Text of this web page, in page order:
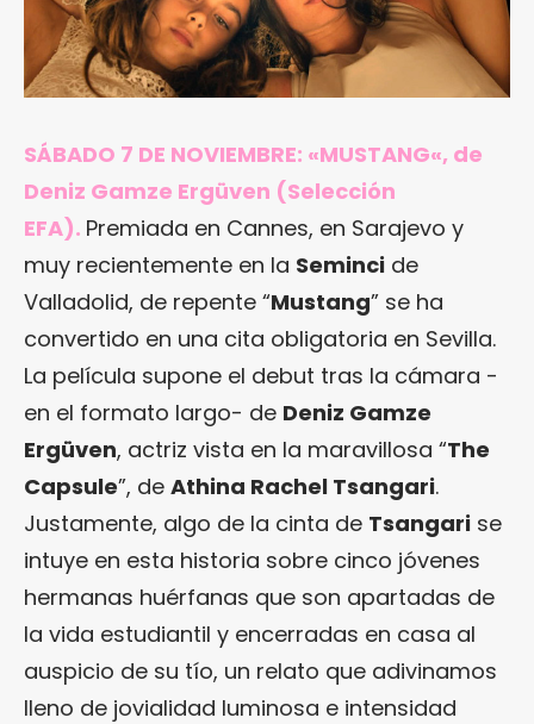
SÁBADO 7 DE NOVIEMBRE: «MUSTANG«, de
Deniz Gamze Ergüven (Selección
EFA). Premiada en Cannes, en Sarajevo y
muy recientemente en la Seminci de
Valladolid, de repente “Mustang” se ha
convertido en una cita obligatoria en Sevilla.
La película supone el debut tras la cámara -
en el formato largo- de Deniz Gamze
Ergüven, actriz vista en la maravillosa “The
Capsule”, de Athina Rachel Tsangari.
Justamente, algo de la cinta de Tsangari se
intuye en esta historia sobre cinco jóvenes
hermanas huérfanas que son apartadas de
la vida estudiantil y encerradas en casa al
auspicio de su tío, un relato que adivinamos
lleno de jovialidad luminosa e intensidad